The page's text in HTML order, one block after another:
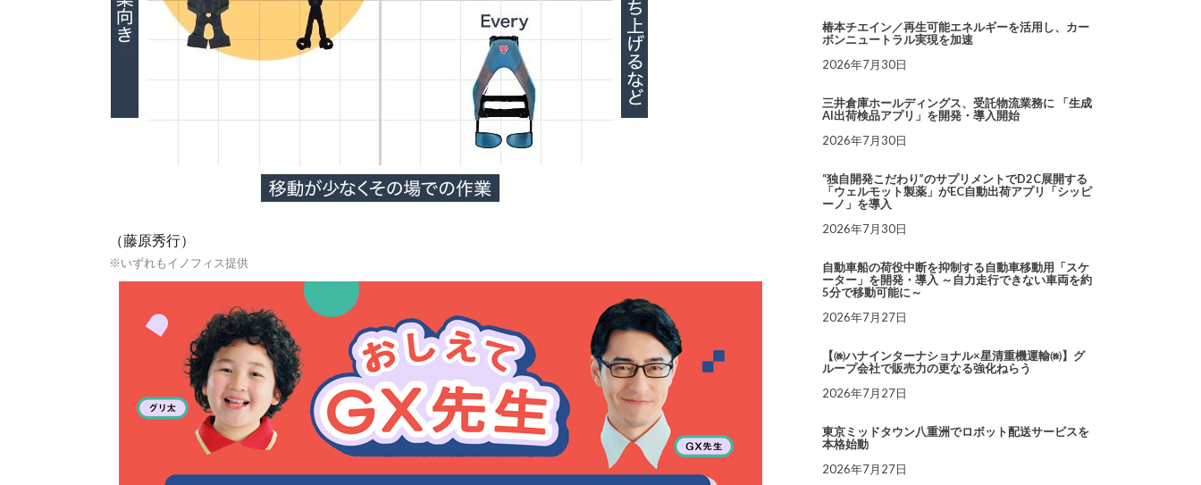
（藤原秀行）
※いずれもイノフィス提供
椿本チエイン／再生可能エネルギーを活用し、カー
ボンニュートラル実現を加速
2026年7月30日
三井倉庫ホールディングス、受託物流業務に 「生成
AI出荷検品アプリ」を開発・導入開始
2026年7月30日
“独自開発こだわり”のサプリメントでD2C展開する
「ウェルモット製薬」がEC自動出荷アプリ「シッピ
ーノ」を導入
2026年7月30日
自動車船の荷役中断を抑制する自動車移動用「スケ
ーター」を開発・導入 ～自力走行できない車両を約
5分で移動可能に～
2026年7月27日
【㈱ハナインターナショナル×星清重機運輸㈱】グ
ループ会社で販売力の更なる強化ねらう
2026年7月27日
東京ミッドタウン八重洲でロボット配送サービスを
本格始動
2026年7月27日